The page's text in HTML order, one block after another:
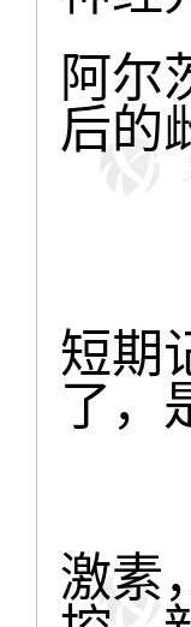
阿尔
后的
短期
了，
激素